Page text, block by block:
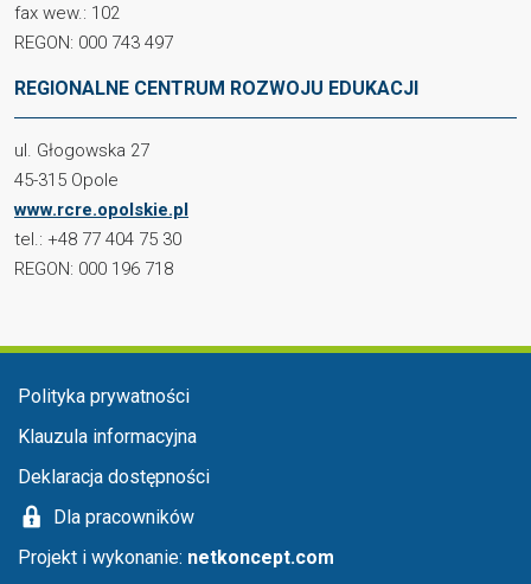
fax wew.: 102
REGON: 000 743 497
REGIONALNE CENTRUM ROZWOJU EDUKACJI
ul. Głogowska 27
45-315 Opole
www.rcre.opolskie.pl
tel.: +48 77 404 75 30
REGON: 000 196 718
Menu stopka
Polityka prywatności
Klauzula informacyjna
Deklaracja dostępności
Dla pracowników
Projekt i wykonanie: netkoncept.com